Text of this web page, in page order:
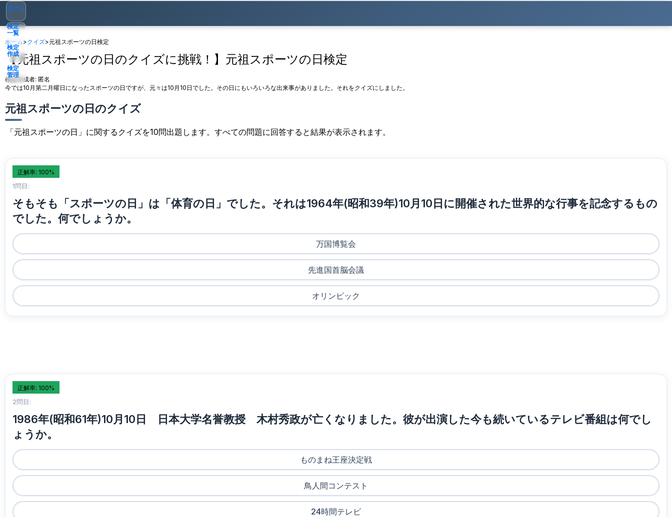
ホーム
検定
一覧
検定
作成
検定
管理
ゲスト
ホーム>クイズ>元祖スポーツの日検定
【元祖スポーツの日のクイズに挑戦！】元祖スポーツの日検定
検定作成者: 匿名
今では10月第二月曜日になったスポーツの日ですが、元々は10月10日でした。その日にもいろいろな出来事がありました。それをクイズにしました。
元祖スポーツの日のクイズ
「元祖スポーツの日」に関するクイズを10問出題します。すべての問題に回答すると結果が表示されます。
正解率: 100%
1問目:
そもそも「スポーツの日」は「体育の日」でした。それは1964年(昭和39年)10月10日に開催された世界的な行事を記念するもの
でした。何でしょうか。
万国博覧会
先進国首脳会議
オリンピック
正解率: 100%
2問目:
1986年(昭和61年)10月10日 日本大学名誉教授 木村秀政が亡くなりました。彼が出演した今も続いているテレビ番組は何でし
ょうか。
ものまね王座決定戦
鳥人間コンテスト
24時間テレビ